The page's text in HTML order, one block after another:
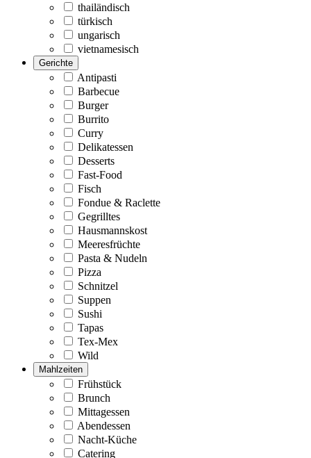
thailändisch
türkisch
ungarisch
vietnamesisch
Gerichte
Antipasti
Barbecue
Burger
Burrito
Curry
Delikatessen
Desserts
Fast-Food
Fisch
Fondue & Raclette
Gegrilltes
Hausmannskost
Meeresfrüchte
Pasta & Nudeln
Pizza
Schnitzel
Suppen
Sushi
Tapas
Tex-Mex
Wild
Mahlzeiten
Frühstück
Brunch
Mittagessen
Abendessen
Nacht-Küche
Catering